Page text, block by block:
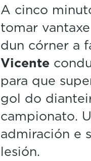
A cinco
tomar
dun córner a
Vicente
para que
gol do
campionato.
admiración e
lesión.